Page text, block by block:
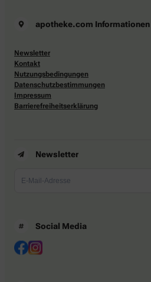
apotheke.com Informationen
Newsletter
Kontakt
Nutzungsbedingungen
Datenschutzbestimmungen
Impressum
Barrierefreiheitserklärung
Newsletter
Social Media